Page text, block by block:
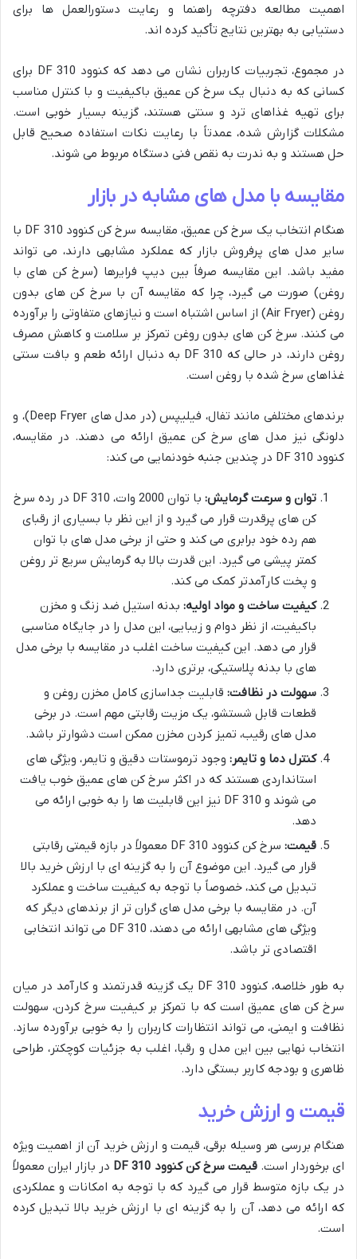
اهمیت مطالعه دفترچه راهنما و رعایت دستورالعمل ها برای
دستیابی به بهترین نتایج تأکید کرده اند.
در مجموع، تجربیات کاربران نشان می دهد که کنوود DF 310 برای
کسانی که به دنبال یک سرخ کن عمیق باکیفیت و با کنترل مناسب
برای تهیه غذاهای ترد و سنتی هستند، گزینه بسیار خوبی است.
مشکلات گزارش شده، عمدتاً با رعایت نکات استفاده صحیح قابل
حل هستند و به ندرت به نقص فنی دستگاه مربوط می شوند.
مقایسه با مدل های مشابه در بازار
هنگام انتخاب یک سرخ کن عمیق، مقایسه سرخ کن کنوود DF 310 با
سایر مدل های پرفروش بازار که عملکرد مشابهی دارند، می تواند
مفید باشد. این مقایسه صرفاً بین دیپ فرایرها (سرخ کن های با
روغن) صورت می گیرد، چرا که مقایسه آن با سرخ کن های بدون
روغن (Air Fryer) از اساس اشتباه است و نیازهای متفاوتی را برآورده
می کنند. سرخ کن های بدون روغن تمرکز بر سلامت و کاهش مصرف
روغن دارند، در حالی که DF 310 به دنبال ارائه طعم و بافت سنتی
غذاهای سرخ شده با روغن است.
برندهای مختلفی مانند تفال، فیلیپس (در مدل های Deep Fryer)، و
دلونگی نیز مدل های سرخ کن عمیق ارائه می دهند. در مقایسه،
کنوود DF 310 در چندین جنبه خودنمایی می کند:
توان و سرعت گرمایش:
با توان 2000 وات، DF 310 در رده سرخ
کن های پرقدرت قرار می گیرد و از این نظر با بسیاری از رقبای
هم رده خود برابری می کند و حتی از برخی مدل های با توان
کمتر پیشی می گیرد. این قدرت بالا به گرمایش سریع تر روغن
و پخت کارآمدتر کمک می کند.
کیفیت ساخت و مواد اولیه: بدنه استیل ضد زنگ و مخزن
باکیفیت، از نظر دوام و زیبایی، این مدل را در جایگاه مناسبی
قرار می دهد. این کیفیت ساخت اغلب در مقایسه با برخی مدل
های با بدنه پلاستیکی، برتری دارد.
سهولت در نظافت: قابلیت جداسازی کامل مخزن روغن و
قطعات قابل شستشو، یک مزیت رقابتی مهم است. در برخی
مدل های رقیب، تمیز کردن مخزن ممکن است دشوارتر باشد.
کنترل دما و تایمر: وجود ترموستات دقیق و تایمر، ویژگی های
استانداردی هستند که در اکثر سرخ کن های عمیق خوب یافت
می شوند و DF 310 نیز این قابلیت ها را به خوبی ارائه می
دهد.
قیمت:
سرخ کن کنوود DF 310 معمولاً در بازه قیمتی رقابتی
قرار می گیرد. این موضوع آن را به گزینه ای با ارزش خرید بالا
تبدیل می کند، خصوصاً با توجه به کیفیت ساخت و عملکرد
آن. در مقایسه با برخی مدل های گران تر از برندهای دیگر که
ویژگی های مشابهی ارائه می دهند، DF 310 می تواند انتخابی
اقتصادی تر باشد.
به طور خلاصه، کنوود DF 310 یک گزینه قدرتمند و کارآمد در میان
سرخ کن های عمیق است که با تمرکز بر کیفیت سرخ کردن، سهولت
نظافت و ایمنی، می تواند انتظارات کاربران را به خوبی برآورده سازد.
انتخاب نهایی بین این مدل و رقبا، اغلب به جزئیات کوچکتر، طراحی
ظاهری و بودجه کاربر بستگی دارد.
قیمت و ارزش خرید
هنگام بررسی هر وسیله برقی، قیمت و ارزش خرید آن از اهمیت ویژه
ای برخوردار است.قیمت سرخ کن کنوود DF 310
در بازار ایران معمولاً
در یک بازه متوسط قرار می گیرد که با توجه به امکانات و عملکردی
که ارائه می دهد، آن را به گزینه ای با ارزش خرید بالا تبدیل کرده
است.